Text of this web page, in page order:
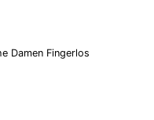
Damen Fingerlos